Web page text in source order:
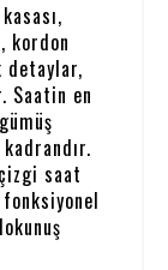
kordon
detaylar,
Saatin en
saat